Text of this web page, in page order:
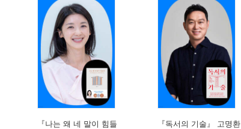
『나는 왜 네 말이 힘들
『독서의 기술』 고명환